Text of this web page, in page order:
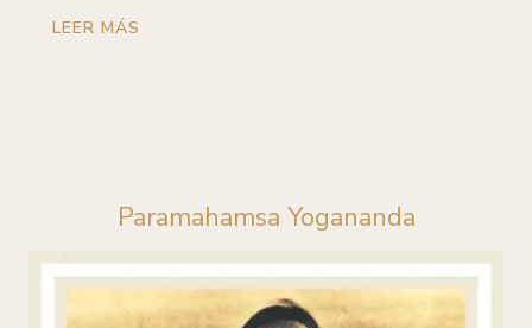
LEER MÁS
Paramahamsa Yogananda